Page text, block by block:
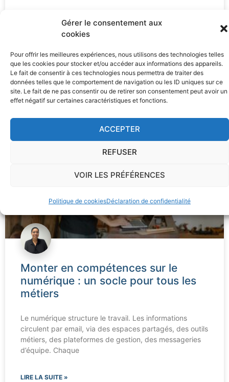
Gérer le consentement aux
cookies
Pour offrir les meilleures expériences, nous utilisons des technologies telles
que les cookies pour stocker et/ou accéder aux informations des appareils.
Le fait de consentir à ces technologies nous permettra de traiter des
données telles que le comportement de navigation ou les ID uniques sur ce
site. Le fait de ne pas consentir ou de retirer son consentement peut avoir un
effet négatif sur certaines caractéristiques et fonctions.
ACCEPTER
REFUSER
VOIR LES PRÉFÉRENCES
Politique de cookiesDéclaration de confidentialité
incontournable. Entre les attentes des clients, les
exigences de plus en plus présentes dans les appels
LIRE LA SUITE »
17 février 2026 Aucun commentaire
Monter en compétences sur le
numérique : un socle pour tous les
métiers
Le numérique structure le travail. Les informations
circulent par email, via des espaces partagés, des outils
métiers, des plateformes de gestion, des messageries
d’équipe. Chaque
LIRE LA SUITE »